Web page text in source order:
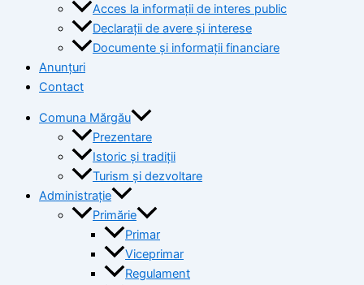
Acces la informații de interes public
Declarații de avere și interese
Documente și informații financiare
Anunțuri
Contact
Comuna Mărgău
Prezentare
Istoric și tradiții
Turism și dezvoltare
Administrație
Primărie
Primar
Viceprimar
Regulament